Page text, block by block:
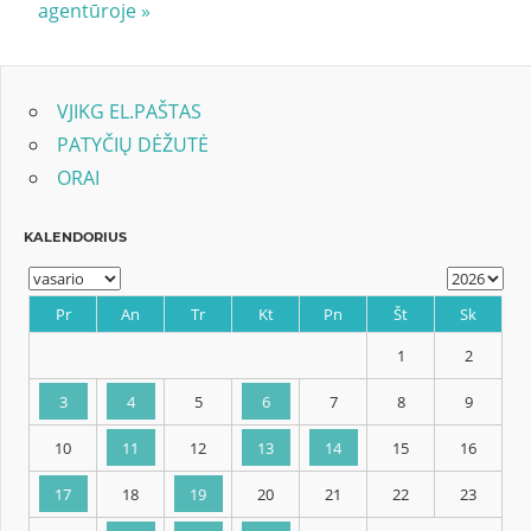
Post:
agentūroje
VJIKG EL.PAŠTAS
PATYČIŲ DĖŽUTĖ
ORAI